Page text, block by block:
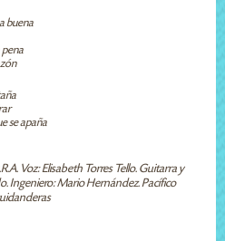
buena
se apaña
Voz: Elisabeth Torres Tello. Guitarra y
Ingeniero: Mario Hernández. Pacífico